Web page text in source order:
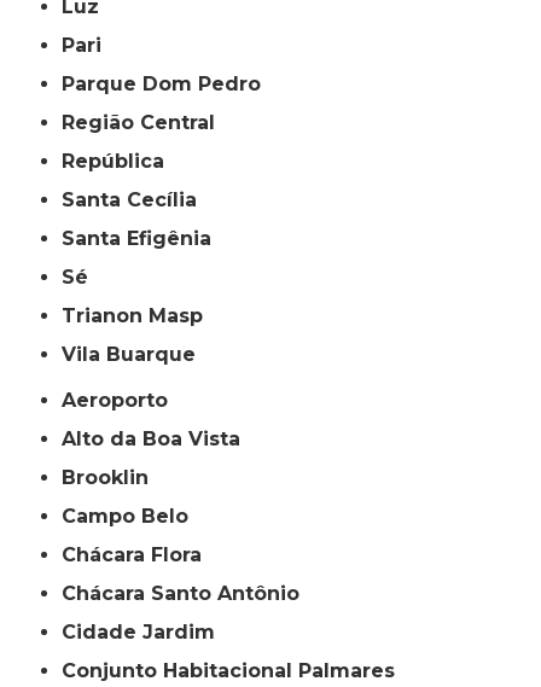
Luz
Pari
Parque Dom Pedro
Região Central
República
Santa Cecília
Santa Efigênia
Sé
Trianon Masp
Vila Buarque
Aeroporto
Alto da Boa Vista
Brooklin
Campo Belo
Chácara Flora
Chácara Santo Antônio
Cidade Jardim
Conjunto Habitacional Palmares